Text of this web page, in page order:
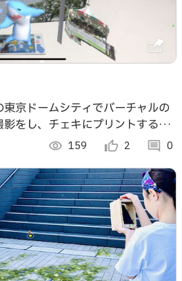
京ドームシティでバーチャルの
をし、チェキにプリントするこ
めるリアルとバーチャルが溶け
visibility 159 thumb_up_alt 2 comment 0